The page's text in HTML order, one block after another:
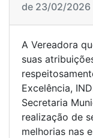
de 23/02/2026
A Vereadora
suas
Excelência,
Secretaria
realização de
melhorias nas